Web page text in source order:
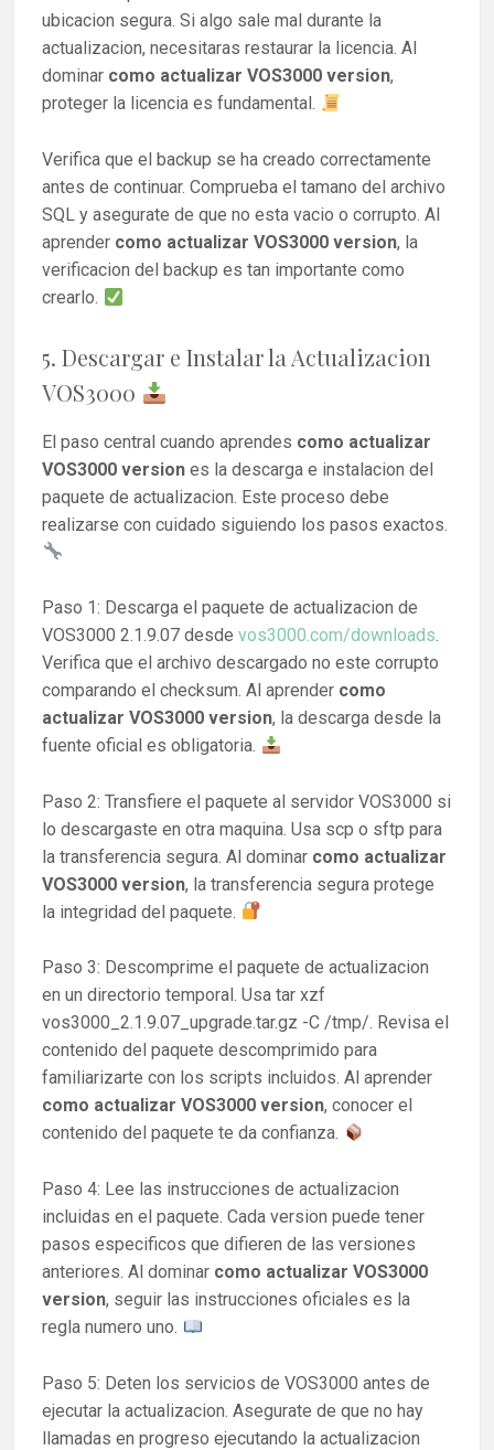
ubicacion segura. Si algo sale mal durante la
actualizacion, necesitaras restaurar la licencia. Al
dominar como actualizar VOS3000 version,
proteger la licencia es fundamental.
Verifica que el backup se ha creado correctamente
antes de continuar. Comprueba el tamano del archivo
SQL y asegurate de que no esta vacio o corrupto. Al
aprender como actualizar VOS3000 version, la
verificacion del backup es tan importante como
crearlo.
5. Descargar e Instalar la Actualizacion
VOS3000
El paso central cuando aprendes como actualizar
VOS3000 version es la descarga e instalacion del
paquete de actualizacion. Este proceso debe
realizarse con cuidado siguiendo los pasos exactos.
Paso 1: Descarga el paquete de actualizacion de
VOS3000 2.1.9.07 desdevos3000.com/downloads.
Verifica que el archivo descargado no este corrupto
comparando el checksum. Al aprender como
actualizar VOS3000 version, la descarga desde la
fuente oficial es obligatoria.
Paso 2: Transfiere el paquete al servidor VOS3000 si
lo descargaste en otra maquina. Usa scp o sftp para
la transferencia segura. Al dominar como actualizar
VOS3000 version, la transferencia segura protege
la integridad del paquete.
Paso 3: Descomprime el paquete de actualizacion
en un directorio temporal. Usa tar xzf
vos3000_2.1.9.07_upgrade.tar.gz -C /tmp/. Revisa el
contenido del paquete descomprimido para
familiarizarte con los scripts incluidos. Al aprender
como actualizar VOS3000 version, conocer el
contenido del paquete te da confianza.
Paso 4: Lee las instrucciones de actualizacion
incluidas en el paquete. Cada version puede tener
pasos especificos que difieren de las versiones
anteriores. Al dominar como actualizar VOS3000
version, seguir las instrucciones oficiales es la
regla numero uno.
Paso 5: Deten los servicios de VOS3000 antes de
ejecutar la actualizacion. Asegurate de que no hay
llamadas en progreso ejecutando la actualizacion